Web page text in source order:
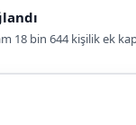
bin 644 kişilik ek